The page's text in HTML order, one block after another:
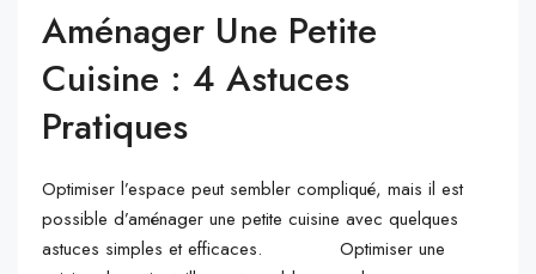
Aménager Une Petite
Cuisine : 4 Astuces
Pratiques
Optimiser l’espace peut sembler compliqué, mais il est
possible d’aménager une petite cuisine avec quelques
astuces simples et efficaces. Optimiser une